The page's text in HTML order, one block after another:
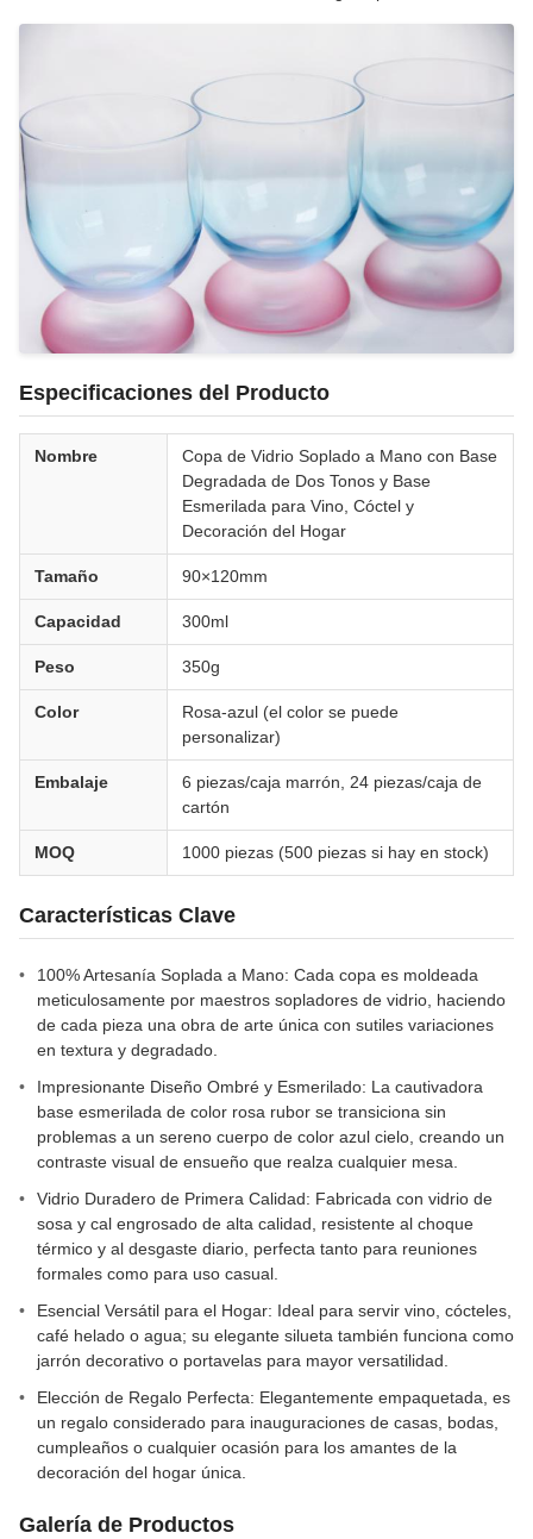
Especificaciones del Producto
Nombre
Copa de Vidrio Soplado a Mano con Base
Degradada de Dos Tonos y Base
Esmerilada para Vino, Cóctel y
Decoración del Hogar
Tamaño 90×120mm
Capacidad 300ml
Peso 350g
Color
Rosa-azul (el color se puede
personalizar)
Embalaje
6 piezas/caja marrón, 24 piezas/caja de
cartón
MOQ 1000 piezas (500 piezas si hay en stock)
Características Clave
100% Artesanía Soplada a Mano: Cada copa es moldeada
meticulosamente por maestros sopladores de vidrio, haciendo
de cada pieza una obra de arte única con sutiles variaciones
en textura y degradado.
Impresionante Diseño Ombré y Esmerilado: La cautivadora
base esmerilada de color rosa rubor se transiciona sin
problemas a un sereno cuerpo de color azul cielo, creando un
contraste visual de ensueño que realza cualquier mesa.
Vidrio Duradero de Primera Calidad: Fabricada con vidrio de
sosa y cal engrosado de alta calidad, resistente al choque
térmico y al desgaste diario, perfecta tanto para reuniones
formales como para uso casual.
Esencial Versátil para el Hogar: Ideal para servir vino, cócteles,
café helado o agua; su elegante silueta también funciona como
jarrón decorativo o portavelas para mayor versatilidad.
Elección de Regalo Perfecta: Elegantemente empaquetada, es
un regalo considerado para inauguraciones de casas, bodas,
cumpleaños o cualquier ocasión para los amantes de la
decoración del hogar única.
Galería de Productos